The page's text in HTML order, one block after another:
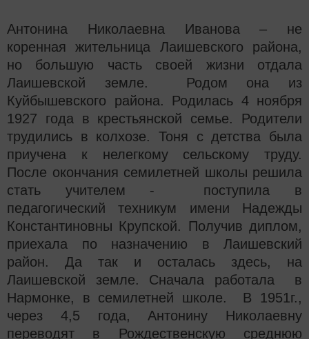
Антонина Николаевна Иванова – не
коренная жительница Лаишевского района,
но большую часть своей жизни отдала
Лаишевской земле. Родом она из
Куйбышевского района. Родилась 4 ноября
1927 года в крестьянской семье. Родители
трудились в колхозе. Тоня с детства была
приучена к нелегкому сельскому труду.
После окончания семилетней школы решила
стать учителем - поступила в
педагогический техникум имени Надежды
Константиновны Крупской. Получив диплом,
приехала по назначению в Лаишевский
район. Да так и осталась здесь, на
Лаишевской земле. Сначала работала в
Нармонке, в семилетней школе. В 1951г.,
через 4,5 года, Антонину Николаевну
переводят в Рождественскую среднюю